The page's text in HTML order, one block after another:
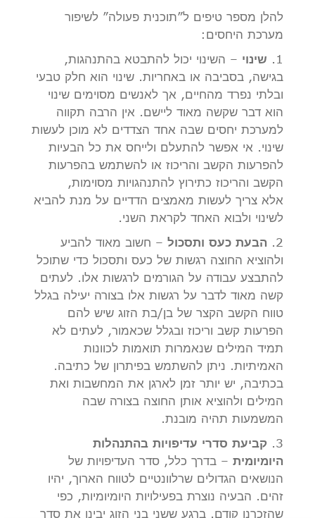
להלן מספר טיפים ל”תוכנית פעולה” לשיפור
מערכת היחסים:
1.
שינוי – השינוי יכול להתבטא בהתנהגות,
בגישה, בסביבה או באחריות. שינוי הוא חלק טבעי
ובלתי נפרד מהחיים, אך לאנשים מסוימים שינוי
הוא דבר שקשה מאוד ליישם. אין הרבה תקווה
למערכת יחסים שבה אחד הצדדים לא מוכן לעשות
שינוי. אי אפשר להתעלם ולייחס את כל הבעיות
להפרעות הקשב והריכוז או להשתמש בהפרעות
הקשב והריכוז כתירוץ להתנהגויות מסוימות,
אלא צריך לעשות מאמצים הדדיים על מנת להביא
לשינוי ולבוא האחד לקראת השני.
2.
הבעת כעס ותסכול – חשוב מאוד להביע
ולהוציא החוצה רגשות של כעס ותסכול כדי שתוכל
להתבצע עבודה על הגורמים לרגשות אלו. לעתים
קשה מאוד לדבר על רגשות אלו בצורה יעילה בגלל
טווח הקשב הקצר של בן/בת הזוג שיש להם
הפרעות קשב וריכוז ובגלל שכאמור, לעתים לא
תמיד המילים שנאמרות תואמות לכוונות
האמיתיות. ניתן להשתמש בפיתרון של כתיבה.
בכתיבה, יש יותר זמן לארגן את המחשבות ואת
המילים ולהוציא אותן החוצה בצורה שבה
המשמעות תהיה מובנת.
3.
קביעת סדרי עדיפויות בהתנהלות
היומיומית – בדרך כלל, סדר העדיפויות של
הנושאים הגדולים שרלוונטיים לטווח הארוך, יהיו
זהים. הבעיה נוצרת בפעילויות היומיומיות, כפי
שהזכרנו קודם. ברגע ששני בני הזוג יבינו את סדר